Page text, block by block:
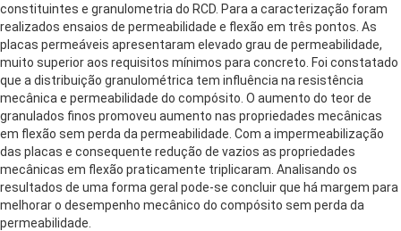
constituintes e granulometria do RCD. Para a caracterização foram
realizados ensaios de permeabilidade e flexão em três pontos. As
placas permeáveis apresentaram elevado grau de permeabilidade,
muito superior aos requisitos mínimos para concreto. Foi constatado
que a distribuição granulométrica tem influência na resistência
mecânica e permeabilidade do compósito. O aumento do teor de
granulados finos promoveu aumento nas propriedades mecânicas
em flexão sem perda da permeabilidade. Com a impermeabilização
das placas e consequente redução de vazios as propriedades
mecânicas em flexão praticamente triplicaram. Analisando os
resultados de uma forma geral pode-se concluir que há margem para
melhorar o desempenho mecânico do compósito sem perda da
permeabilidade.